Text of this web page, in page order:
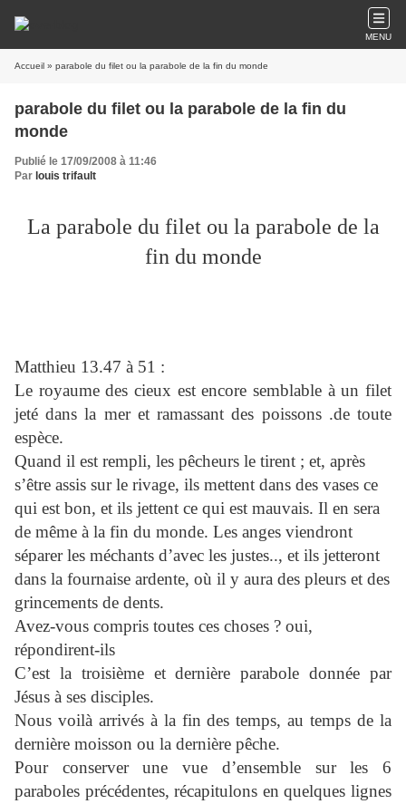
MENU
Accueil » parabole du filet ou la parabole de la fin du monde
parabole du filet ou la parabole de la fin du
monde
Publié le 17/09/2008 à 11:46
Par louis trifault
La parabole du filet ou la parabole de la
fin du monde
Matthieu 13.47 à 51 :
Le royaume des cieux est encore semblable à un filet
jeté dans la mer et ramassant des poissons .de toute
espèce.
Quand il est rempli, les pêcheurs le tirent ; et, après
s’être assis sur le rivage, ils mettent dans des vases ce
qui est bon, et ils jettent ce qui est mauvais. Il en sera
de même à la fin du monde. Les anges viendront
séparer les méchants d’avec les justes.., et ils jetteront
dans la fournaise ardente, où il y aura des pleurs et des
grincements de dents.
Avez-vous compris toutes ces choses ? oui,
répondirent-ils
C’est la troisième et dernière parabole donnée par
Jésus à ses disciples.
Nous voilà arrivés à la fin des temps, au temps de la
dernière moisson ou la dernière pêche.
Pour conserver une vue d’ensemble sur les 6
paraboles précédentes, récapitulons en quelques lignes